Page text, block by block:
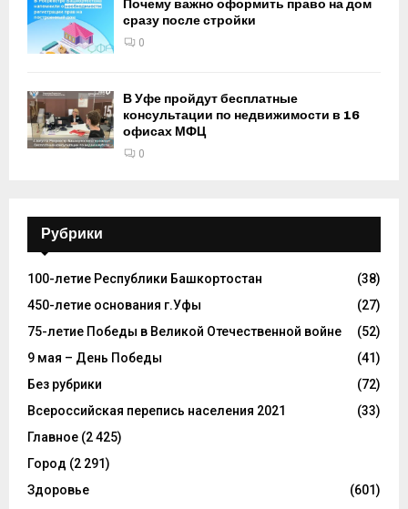
Почему важно оформить право на дом
сразу после стройки
0
В Уфе пройдут бесплатные
консультации по недвижимости в 16
офисах МФЦ
0
Рубрики
100-летие Республики Башкортостан
(38)
450-летие основания г.Уфы
(27)
75-летие Победы в Великой Отечественной войне
(52)
9 мая – День Победы
(41)
Без рубрики
(72)
Всероссийская перепись населения 2021
(33)
Главное (2 425)
Город (2 291)
Здоровье
(601)